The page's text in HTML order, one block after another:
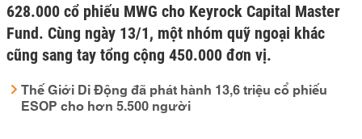
628.000 cổ phiếu MWG cho Keyrock Capital Master
Fund. Cùng ngày 13/1, một nhóm quỹ ngoại khác
cũng sang tay tổng cộng 450.000 đơn vị.
Thế Giới Di Động đã phát hành 13,6 triệu cổ phiếu
ESOP cho hơn 5.500 người